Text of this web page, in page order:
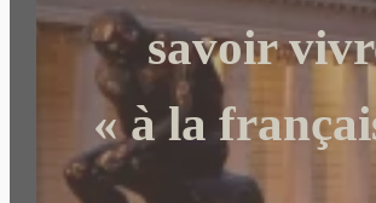
r
savoir
« à la